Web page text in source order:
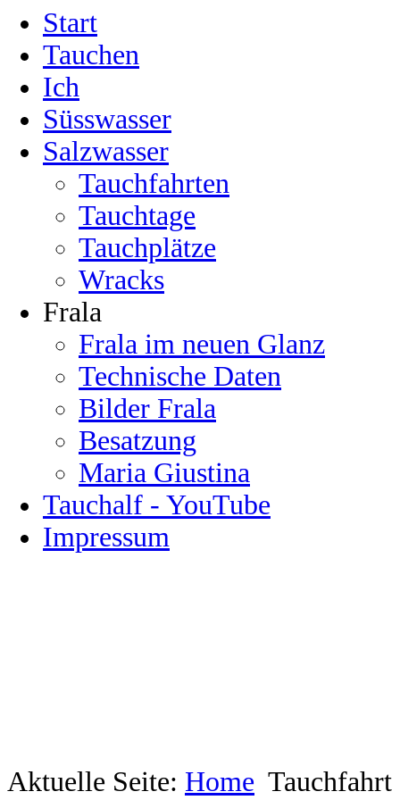
Start
Tauchen
Ich
Süsswasser
Salzwasser
Tauchfahrten
Tauchtage
Tauchplätze
Wracks
Frala
Frala im neuen Glanz
Technische Daten
Bilder Frala
Besatzung
Maria Giustina
Tauchalf - YouTube
Impressum
Aktuelle Seite: Home Tauchfahrt